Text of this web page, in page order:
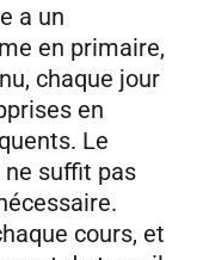
a un
en primaire,
chaque jour
en
Le
suffit pas
cours, et